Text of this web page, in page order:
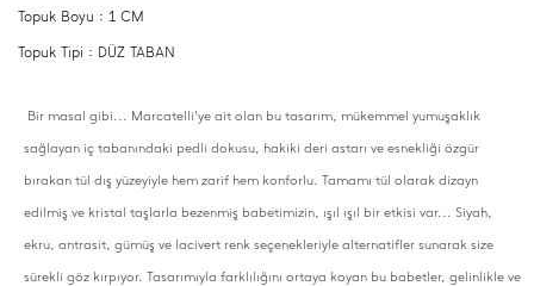
Topuk Boyu : 1 CM
Topuk Tipi : DÜZ TABAN
Bir masal gibi... Marcatelli'ye ait olan bu tasarım, mükemmel yumuşaklık
sağlayan iç tabanındaki pedli dokusu, hakiki deri astarı ve esnekliği özgür
bırakan tül dış yüzeyiyle hem zarif hem konforlu. Tamamı tül olarak dizayn
edilmiş ve kristal taşlarla bezenmiş babetimizin, ışıl ışıl bir etkisi var... Siyah,
ekru, antrasit, gümüş ve lacivert renk seçenekleriyle alternatifler sunarak size
sürekli göz kırpıyor. Tasarımıyla farklılığını ortaya koyan bu babetler, gelinlikle ve